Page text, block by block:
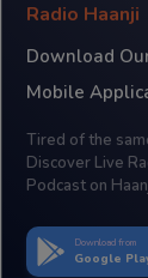
Radio Haanji
Download
Mobile
Tired of the
Discover Live
Podcast on
Download from
Google